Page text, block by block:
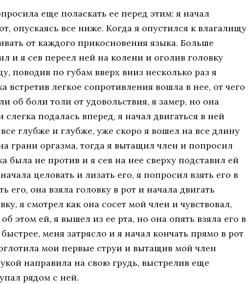
еще поласкать ее перед этим: я начал
опускаясь все ниже. Когда я опустился к влагалищу
от каждого прикосновения языка. Больше
и я сев переел ней на колени и оголив головку
поводив по губам вверх вниз несколько раз я
встретив легкое сопротивления вошла в нее, от чего
об боли толи от удовольствия, я замер, но она
подалась вперед, я начал двигаться в ней
глубже и глубже, уже скоро я вошел на все длину
грани оргазма, тогда я вытащил член и попросил
была не против и я сев на нее сверху подставил ей
целовать и лизать его, я попросил взять его в
его, она взяла головку в рот и начала двигать
я смотрел как она сосет мой член и чувствовал,
этом ей, я вышел из ее рта, но она опять взяла его в
меня затрясло и я начал кончать прямо в рот
мои первые струи и вытащив мой член
направила на свою грудь, выстрелив еще
рядом с ней.